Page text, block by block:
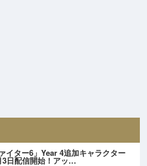
イター6」Year 4追加キャラクター